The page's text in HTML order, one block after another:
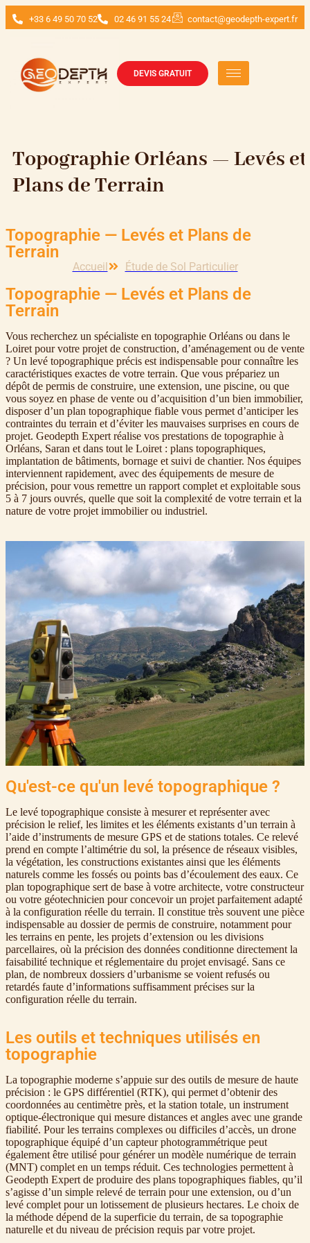
+33 6 49 50 70 52 02 46 91 55 24 contact@geodepth-expert.fr
DEVIS GRATUIT
Topographie Orléans — Levés et
Plans de Terrain
Topographie — Levés et Plans de
Terrain
Accueil Étude de Sol Particulier
Topographie — Levés et Plans de
Terrain
Vous recherchez un spécialiste en topographie Orléans ou dans le
Loiret pour votre projet de construction, d’aménagement ou de vente
? Un levé topographique précis est indispensable pour connaître les
caractéristiques exactes de votre terrain. Que vous prépariez un
dépôt de permis de construire, une extension, une piscine, ou que
vous soyez en phase de vente ou d’acquisition d’un bien immobilier,
disposer d’un plan topographique fiable vous permet d’anticiper les
contraintes du terrain et d’éviter les mauvaises surprises en cours de
projet. Geodepth Expert réalise vos prestations de topographie à
Orléans, Saran et dans tout le Loiret : plans topographiques,
implantation de bâtiments, bornage et suivi de chantier. Nos équipes
interviennent rapidement, avec des équipements de mesure de
précision, pour vous remettre un rapport complet et exploitable sous
5 à 7 jours ouvrés, quelle que soit la complexité de votre terrain et la
nature de votre projet immobilier ou industriel.
Qu'est-ce qu'un levé topographique ?
Le levé topographique consiste à mesurer et représenter avec
précision le relief, les limites et les éléments existants d’un terrain à
l’aide d’instruments de mesure GPS et de stations totales. Ce relevé
prend en compte l’altimétrie du sol, la présence de réseaux visibles,
la végétation, les constructions existantes ainsi que les éléments
naturels comme les fossés ou points bas d’écoulement des eaux. Ce
plan topographique sert de base à votre architecte, votre constructeur
ou votre géotechnicien pour concevoir un projet parfaitement adapté
à la configuration réelle du terrain. Il constitue très souvent une pièce
indispensable au dossier de permis de construire, notamment pour
les terrains en pente, les projets d’extension ou les divisions
parcellaires, où la précision des données conditionne directement la
faisabilité technique et réglementaire du projet envisagé. Sans ce
plan, de nombreux dossiers d’urbanisme se voient refusés ou
retardés faute d’informations suffisamment précises sur la
configuration réelle du terrain.
Les outils et techniques utilisés en
topographie
La topographie moderne s’appuie sur des outils de mesure de haute
précision : le GPS différentiel (RTK), qui permet d’obtenir des
coordonnées au centimètre près, et la station totale, un instrument
optique-électronique qui mesure distances et angles avec une grande
fiabilité. Pour les terrains complexes ou difficiles d’accès, un drone
topographique équipé d’un capteur photogrammétrique peut
également être utilisé pour générer un modèle numérique de terrain
(MNT) complet en un temps réduit. Ces technologies permettent à
Geodepth Expert de produire des plans topographiques fiables, qu’il
s’agisse d’un simple relevé de terrain pour une extension, ou d’un
levé complet pour un lotissement de plusieurs hectares. Le choix de
la méthode dépend de la superficie du terrain, de sa topographie
naturelle et du niveau de précision requis par votre projet.